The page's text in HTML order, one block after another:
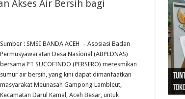
Akses Air Bersih bagi
Sumber : SMSI BANDA ACEH – Asosiasi Badan
Permusyawaratan Desa Nasional (ABPEDNAS)
bersama PT SUCOFINDO (PERSERO) meresmikan
sumur air bersih, yang kini dapat dimanfaatkan
masyarakat Meunasah Gampong Lambleut,
Kecamatan Darul Kamal, Aceh Besar, untuk